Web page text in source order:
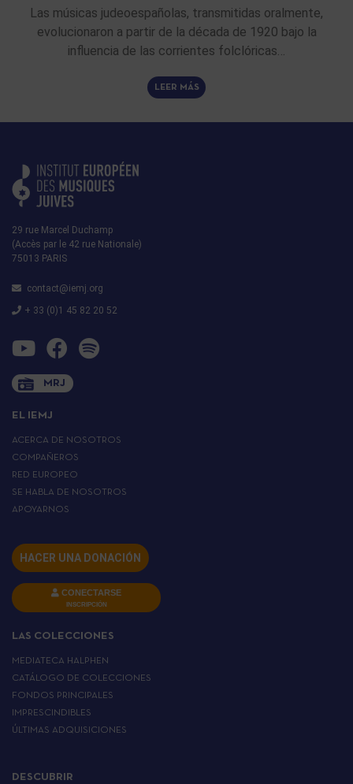
Las músicas judeoespañolas, transmitidas oralmente,
evolucionaron a partir de la década de 1920 bajo la
influencia de las corrientes folclóricas…
LEER MÁS
29 rue Marcel Duchamp
(Accès par le 42 rue Nationale)
75013 PARIS
contact@iemj.org
+ 33 (0)1 45 82 20 52
MRJ
EL IEMJ
ACERCA DE NOSOTROS
COMPAÑEROS
RED EUROPEO
SE HABLA DE NOSOTROS
APOYARNOS
HACER UNA DONACIÓN
CONECTARSE
INSCRIPCIÓN
LAS COLECCIONES
MEDIATECA HALPHEN
CATÁLOGO DE COLECCIONES
FONDOS PRINCIPALES
IMPRESCINDIBLES
ÚLTIMAS ADQUISICIONES
DESCUBRIR